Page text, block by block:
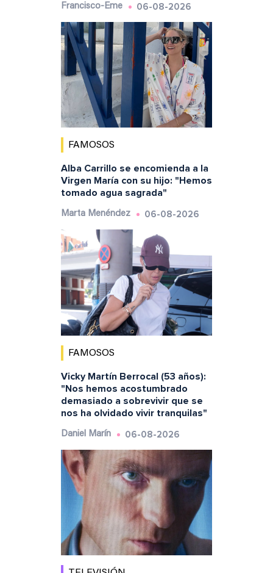
Francisco-Eme 06-08-2026
FAMOSOS
Alba Carrillo se encomienda a la
Virgen María con su hijo: "Hemos
tomado agua sagrada"
Marta Menéndez 06-08-2026
FAMOSOS
Vicky Martín Berrocal (53 años):
"Nos hemos acostumbrado
demasiado a sobrevivir que se
nos ha olvidado vivir tranquilas"
Daniel Marín 06-08-2026